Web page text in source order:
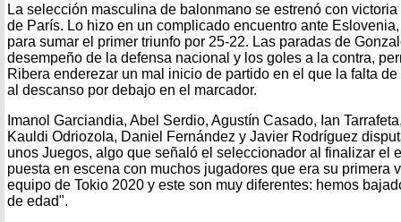
La selección masculina de balonmano se estrenó con
de París. Lo hizo en un complicado encuentro ante
para sumar el primer triunfo por 25-22. Las paradas de
desempeño de la defensa nacional y los goles a la contra,
Ribera enderezar un mal inicio de partido en el que la falta
al descanso por debajo en el marcador.
Imanol Garciandia, Abel Serdio, Agustín Casado, Ian
Kauldi Odriozola, Daniel Fernández y Javier Rodríguez
unos Juegos, algo que señaló el seleccionador al finalizar el
puesta en escena con muchos jugadores que era su primera
equipo de Tokio 2020 y este son muy diferentes: hemos
de edad".